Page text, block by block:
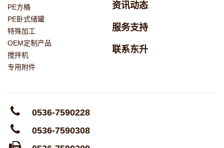
PE方桶
PE卧式储罐
特殊加工
OEM定制产品
搅拌机
专用附件
资讯动态
服务支持
联系东升
0536-7590228
0536-7590308